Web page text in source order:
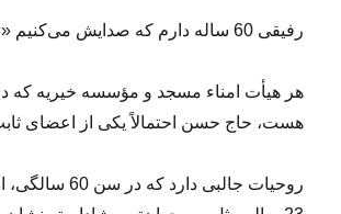
رفیقی 60 ساله دارم که صدایش می‌کنیم «حاج حسن».
هر هیأت امناء مسجد و مؤسسه خیریه که
هست، حاج حسن احتمالاً یکی از اعضای
روحیات جالبی دارد